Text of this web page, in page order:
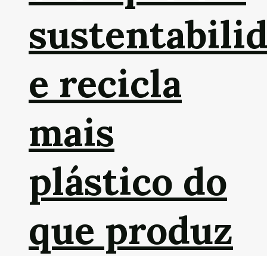
e recicla
mais
plástico do
que produz